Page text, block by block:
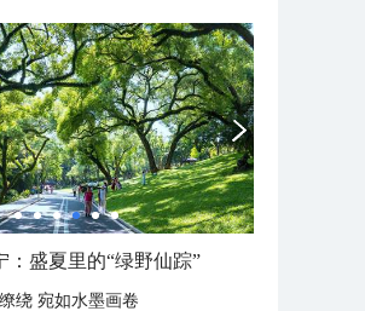
：盛夏里的“绿野仙踪”
绕 宛如水墨画卷